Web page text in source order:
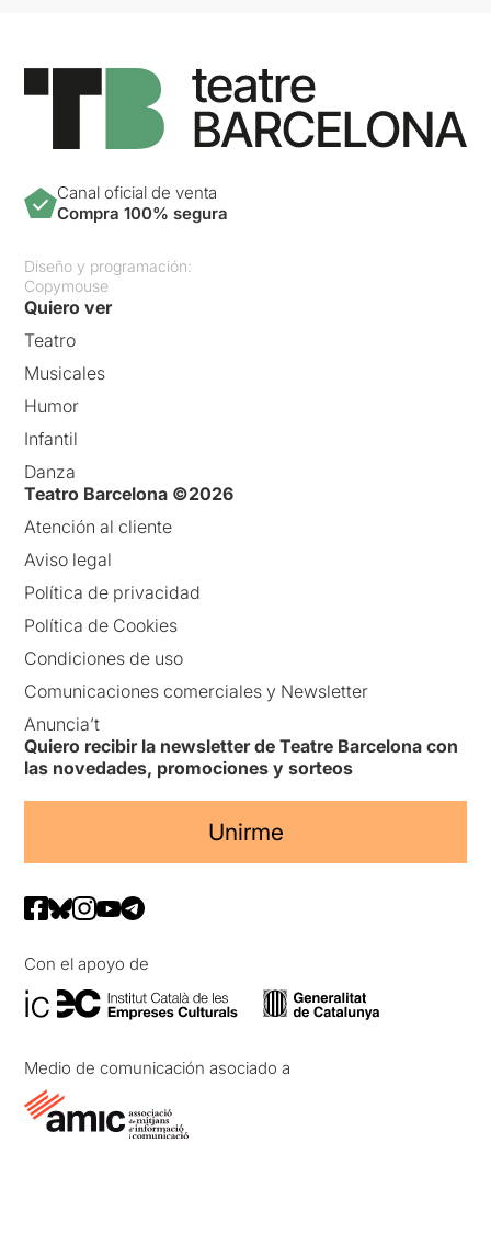
Canal oficial de venta
Compra 100% segura
Diseño y programación:
Copymouse
Quiero ver
Teatro
Musicales
Humor
Infantil
Danza
Teatro Barcelona ©2026
Atención al cliente
Aviso legal
Política de privacidad
Política de Cookies
Condiciones de uso
Comunicaciones comerciales y Newsletter
Anuncia’t
Quiero recibir la newsletter de Teatre Barcelona con
las novedades, promociones y sorteos
Unirme
Con el apoyo de
Medio de comunicación asociado a